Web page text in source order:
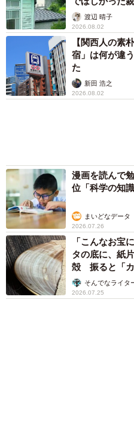
建造中の様子（ガイドブック「武人
1945年（昭和20）7月、第
れて沈没。第一武智と第二
り、第四武智は終戦後に完成
「防波堤が必要だ」
漁業者と漁業組合は防波堤の
地盤が軟弱なため当時の技術
たという。だが、1948年5月
なりそうなコンクリート船
た。それが民間船になって
智丸」の2隻だった。2隻とも
渡辺 晴子
2026.08.02
【関西人の素
宿」は何が違
た
新田 浩之
2026.08.02
漫画を読んで
位「科学の知
まいどなデータ
2026.07.26
「こんなお宝
タの底に、紙
殻 振ると「
ら推察された意
そんでなライタ
2026.07.25